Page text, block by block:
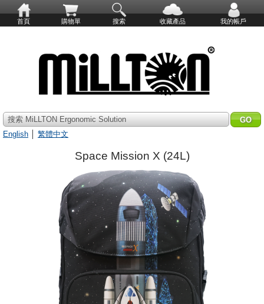
首頁 購物單 搜索 收藏產品 我的帳戶
搜索 MiLLTON Ergonomic Solution
English
繁體中文
Space Mission X (24L)